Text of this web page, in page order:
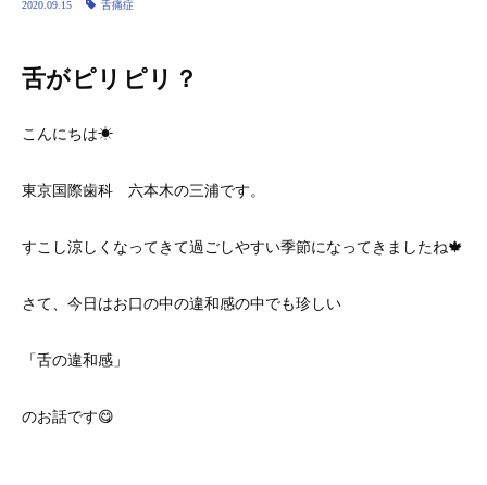
2020.09.15 舌痛症
舌がピリピリ？
こんにちは☀
東京国際歯科 六本木の三浦です。
すこし涼しくなってきて過ごしやすい季節になってきましたね🍁
さて、今日はお口の中の違和感の中でも珍しい
「舌の違和感」
のお話です😋